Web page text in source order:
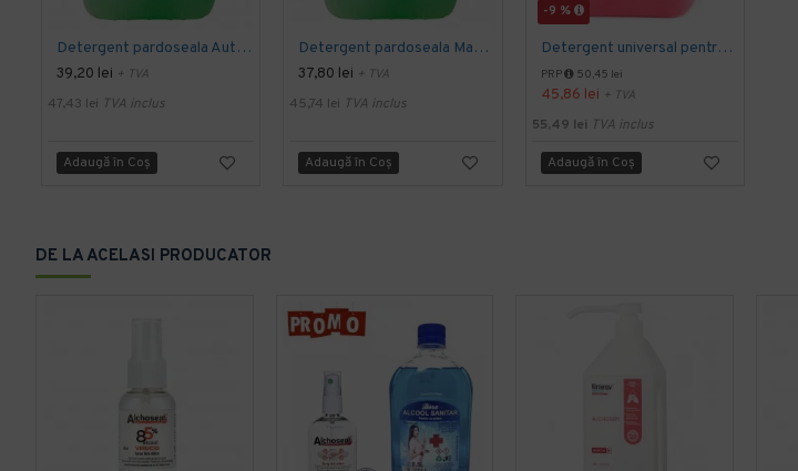
Detergent pardoseala Automat premium AQAS
39,20 lei + TVA
47,43 lei TVA inclus
Adaugă în Coş
Detergent pardoseala Manual premium 5L Canistra AQAS
37,80 lei + TVA
45,74 lei TVA inclus
Adaugă în Coş
-9 %
Detergent universal pentru suprafete, Professional Cleaner, Konga, 5 L
PRP 50,45 lei
45,86 lei + TVA
55,49 lei TVA inclus
Adaugă în Coş
DE LA ACELASI PRODUCATOR